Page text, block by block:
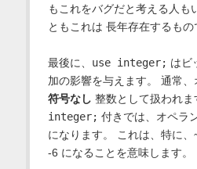
もこれをバグだと考える人も
ともこれは 長年存在するもの
最後に、 use integer; はビ
加の影響を与えます。 通常
符号なし 整数として扱われま
integer; 付きでは、オペラ
になります。 これは、特に
-6 になることを意味します。